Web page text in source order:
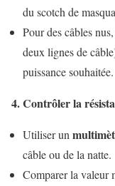
du scotch de
Pour des câbles
deux lignes de
puissance souhaitée.
4. Contrôler la
Utiliser un
câble ou de la natte.
Comparer la valeur